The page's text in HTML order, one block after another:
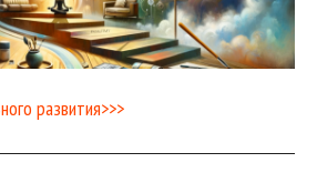
развития>>>